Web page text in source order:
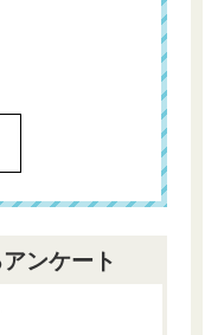
ンケート